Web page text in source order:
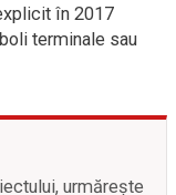
în 2017
terminale sau
urmărește